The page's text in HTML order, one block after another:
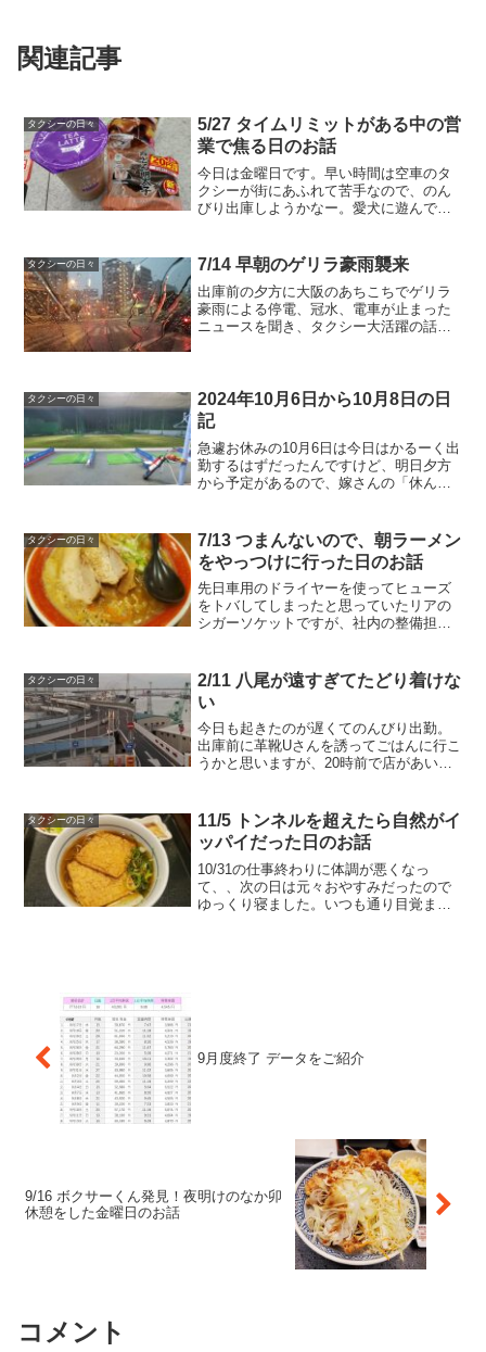
関連記事
タクシーの日々
5/27 タイムリミットがある中の営
業で焦る日のお話
今日は金曜日です。早い時間は空車のタ
クシーが街にあふれて苦手なので、のん
びり出庫しようかなー。愛犬に遊んでも
しそうなので、1人だけ先にいただきまし
た。お家でごはんを食べ...
タクシーの日々 7/14 早朝のゲリラ豪雨襲来
出庫前の夕方に大阪のあちこちでゲリラ
豪雨による停電、冠水、電車が止まった
ニュースを聞き、タクシー大活躍の話を
す。逆にすごいな。会社に行...
タクシーの日々
2024年10月6日から10月8日の日
記
急遽お休みの10月6日は今日はかるーく出
勤するはずだったんですけど、明日夕方
から予定があるので、嫁さんの「休んじ
良いか。で、ひさしぶりにゴルフの練習
へ。近所の練習場は2...
タクシーの日々
7/13 つまんないので、朝ラーメン
をやっつけに行った日のお話
先日車用のドライヤーを使ってヒューズ
をトバしてしまったと思っていたリアの
シガーソケットですが、社内の整備担当
れていたそうです。やっぱり車で熱を変
換する系の機器は使っては...
タクシーの日々
2/11 八尾が遠すぎてたどり着けな
い
今日も起きたのが遅くてのんびり出勤。
出庫前に革靴Uさんを誘ってごはんに行こ
うかと思いますが、20時前で店があいて
かったので、革靴さんと電話しながら大
阪市内目指して走っ...
タクシーの日々
11/5 トンネルを超えたら自然がイ
ッパイだった日のお話
10/31の仕事終わりに体調が悪くなっ
て、、次の日は元々おやすみだったので
ゆっくり寝ました。いつも通り目覚まし
9月度終了 データをご紹介
9/16 ボクサーくん発見！夜明けのなか卯
休憩をした金曜日のお話
コメント